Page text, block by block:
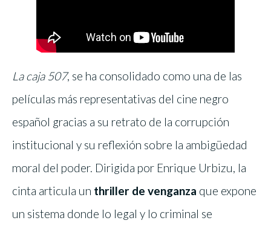
La caja 507, se ha consolidado como una de las
películas más representativas del cine negro
español gracias a su retrato de la corrupción
institucional y su reflexión sobre la ambigüedad
moral del poder. Dirigida por Enrique Urbizu, la
cinta articula un thriller de venganza que expone
un sistema donde lo legal y lo criminal se